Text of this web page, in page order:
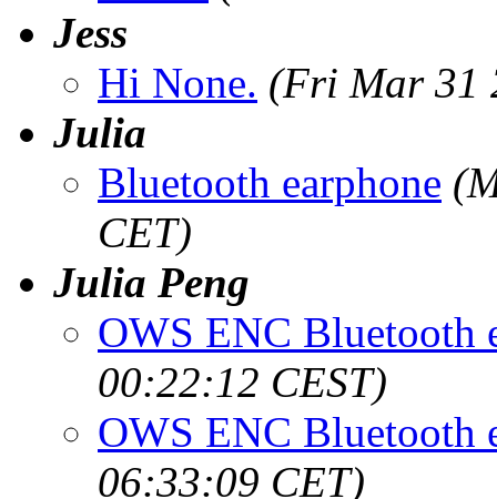
Jess
Hi None. (Fri Mar 31
Julia
Bluetooth earphone
CET)
Julia Peng
OWS ENC Bluetooth
00:22:12 CEST)
OWS ENC Bluetooth
06:33:09 CET)